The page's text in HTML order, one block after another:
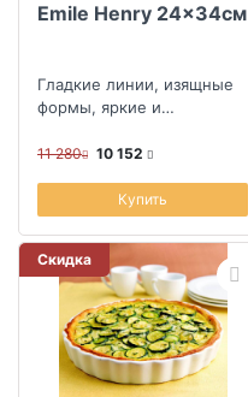
Emile Henry 24x34см
Гладкие линии, изящные
формы, яркие и
формы для выпекания
11 280 10 152
Купить
Скидка